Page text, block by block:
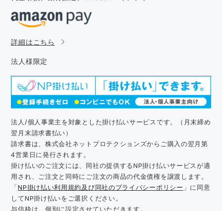
詳細はこちら
法人様限定
法人/個人事業主を対象とした掛け払いサービスです。（月末締め
翌月末請求書払い）
請求書は、株式会社ネットプロテクションズからご購入の翌月第
4営業日に発行されます。
掛け払いのご注文には、同社の提供するNP掛け払いサービスが適
用され、ご注文と同時にご注文の商品の代金債権を譲渡します。
「NP掛け払い利用規約及び同社のプライバシーポリシー 」に同意
してNP掛け払いをご選択ください。
与信枠は、個別に設定させていただきます。